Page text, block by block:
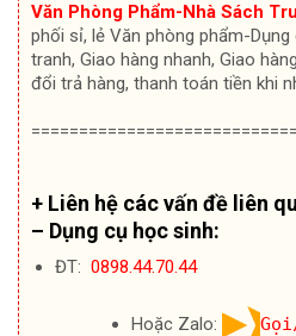
Văn Phòng Phẩm-Nhà Sách
phối sỉ, lẻ Văn phòng phẩm-
tranh, Giao hàng nhanh, Giao
đổi trả hàng, thanh toán tiền khi
+ Liên hệ các vấn đề liên
– Dụng cụ học sinh:
ĐT: 0898.44.70.44
Hoặc Zalo: